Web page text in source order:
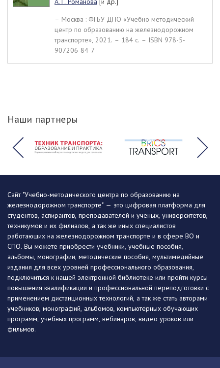
– Москва : ФГБУ ДПО «Учебно методический
центр по образованию на железнодорожном
транспорте», 2021. – 184 c. – ISBN 978-5-
907206-84-7
Наши партнеры
Сайт "Учебно-методического центра по образованию на
железнодорожном транспорте" — это цифровая платформа для
студентов, аспирантов, преподавателей и ученых, университетов,
техникумов и их филиалов, а так же иных специалистов
работающих на железнодорожном транспорте и в сфере ВО и
СПО. Вы можете приобрести учебники, учебные пособия,
альбомы, монографии, методические пособия, мультимедийные
издания для всех уровней профессионального образования,
подключиться к нашей электронной библиотеке или пройти курсы
повышения квалификации и профессиональной переподготовки с
применением дистанционных технологий, а так же стать авторами
учебников, монографий, альбомов, компьютерных обучающих
программ, учебных программ, вебинаров, видео уроков или
фильмов.